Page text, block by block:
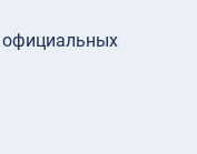
официальных